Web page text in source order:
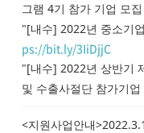
그램 4기 참가 기업 모
"[내수] 2022년 중소기
ps://bit.ly/3IiDjjC
"[내수] 2022년 상반기
및 수출사절단 참가기
<지원사업안내